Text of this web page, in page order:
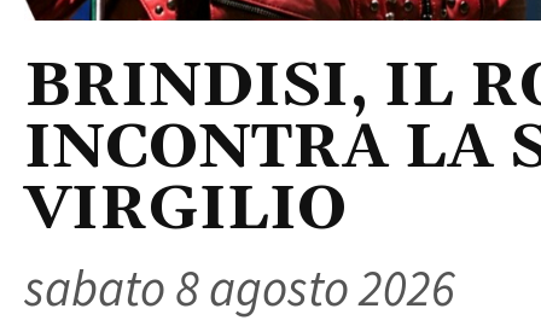
BRINDISI, IL
INCONTRA LA
VIRGILIO
sabato 8 agosto 2026